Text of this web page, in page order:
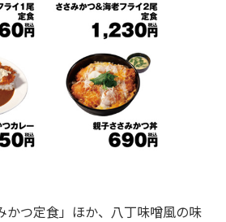
つ定食」ほか、八丁味噌風の味